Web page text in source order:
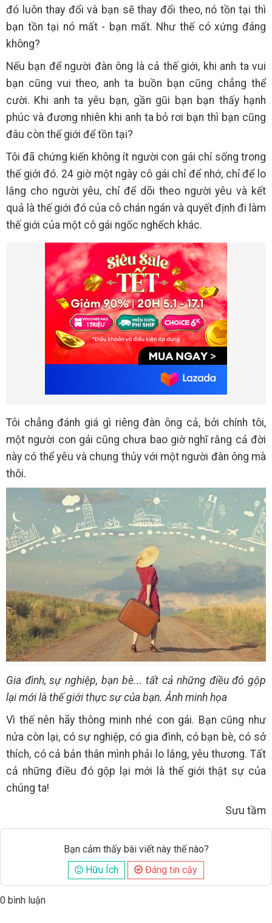
đó luôn thay đổi và bạn sẽ thay đổi theo, nó tồn tại thì
bạn tồn tại nó mất - bạn mất. Như thế có xứng đáng
không?
Nếu bạn để người đàn ông là cả thế giới, khi anh ta vui
bạn cũng vui theo, anh ta buồn bạn cũng chẳng thể
cười. Khi anh ta yêu bạn, gần gũi bạn bạn thấy hạnh
phúc và đương nhiên khi anh ta bỏ rơi bạn thì bạn cũng
đâu còn thế giới để tồn tại?
Tôi đã chứng kiến không ít người con gái chỉ sống trong
thế giới đó. 24 giờ một ngày cô gái chỉ để nhớ, chỉ để lo
lắng cho người yêu, chỉ để dõi theo người yêu và kết
quả là thế giới đó của cô chán ngán và quyết định đi làm
thế giới của một cô gái ngốc nghếch khác.
Tôi chẳng đánh giá gì riêng đàn ông cả, bởi chính tôi,
một người con gái cũng chưa bao giờ nghĩ rằng cả đời
này có thể yêu và chung thủy với một người đàn ông mà
thôi.
Gia đình, sự nghiệp, bạn bè... tất cả những điều đó gộp
lại mới là thế giới thực sự của bạn. Ảnh minh họa
Vì thế nên hãy thông minh nhé con gái. Bạn cũng như
nửa còn lại, có sự nghiệp, có gia đình, có bạn bè, có sở
thích, có cả bản thân mình phải lo lắng, yêu thương. Tất
cả những điều đó gộp lại mới là thế giới thật sự của
chúng ta!
Sưu tầm
Bạn cảm thấy bài viết này thế nào?
Hữu Ích
Đáng tin cậy
0 bình luận